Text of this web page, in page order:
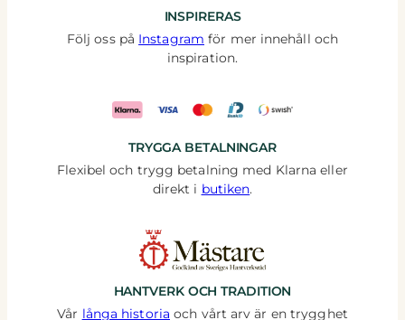
INSPIRERAS
Följ oss på Instagram för mer innehåll och
inspiration.
TRYGGA BETALNINGAR
Flexibel och trygg betalning med Klarna eller
direkt i butiken.
HANTVERK OCH TRADITION
Vår långa historia och vårt arv är en trygghet